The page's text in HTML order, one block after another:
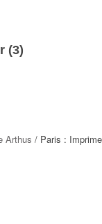
(3)
Arthus / Paris :